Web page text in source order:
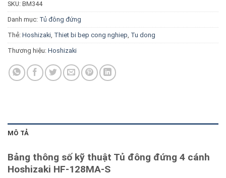
SKU: BM344
Danh mục: Tủ đông đứng
Thẻ: Hoshizaki Thiet bi bep cong nghiep Tu dong
Thương hiệu: Hoshizaki
MÔ TẢ
Bảng thông số kỹ thuật Tủ đông đứng 4 cánh
Hoshizaki HF-128MA-S